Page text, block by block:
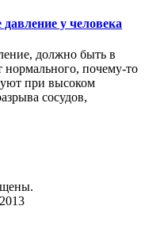
у человека
должно быть в
нормального, почему-то
при высоком
сосудов,